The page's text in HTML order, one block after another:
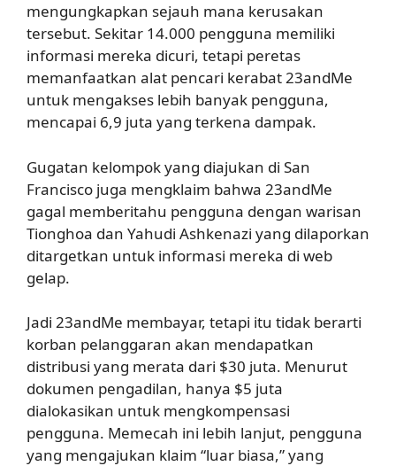
mengungkapkan sejauh mana kerusakan
tersebut. Sekitar 14.000 pengguna memiliki
informasi mereka dicuri, tetapi peretas
memanfaatkan alat pencari kerabat 23andMe
untuk mengakses lebih banyak pengguna,
mencapai 6,9 juta yang terkena dampak.
Gugatan kelompok yang diajukan di San
Francisco juga mengklaim bahwa 23andMe
gagal memberitahu pengguna dengan warisan
Tionghoa dan Yahudi Ashkenazi yang dilaporkan
ditargetkan untuk informasi mereka di web
gelap.
Jadi 23andMe membayar, tetapi itu tidak berarti
korban pelanggaran akan mendapatkan
distribusi yang merata dari $30 juta. Menurut
dokumen pengadilan, hanya $5 juta
dialokasikan untuk mengkompensasi
pengguna. Memecah ini lebih lanjut, pengguna
yang mengajukan klaim “luar biasa,” yang